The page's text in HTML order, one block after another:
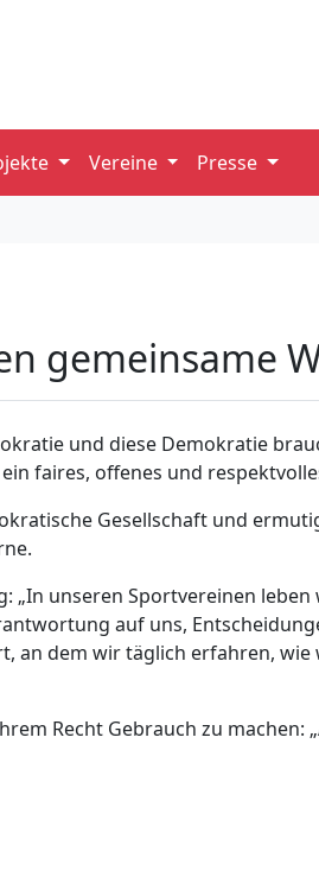
Vereine Presse
gemeinsame
und diese Demokratie
faires, offenes und
Gesellschaft und
„In unseren Sportvereinen
auf uns,
an dem wir täglich erfahren,
Recht Gebrauch zu machen: